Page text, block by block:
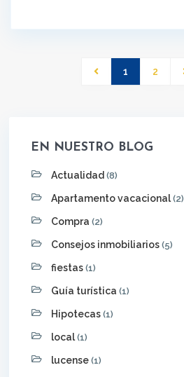
1 2
EN NUESTRO BLOG
Actualidad (8)
Apartamento vacacional(2)
Compra (2)
Consejos inmobiliarios (5)
fiestas (1)
Guía turística (1)
Hipotecas (1)
local(1)
lucense (1)